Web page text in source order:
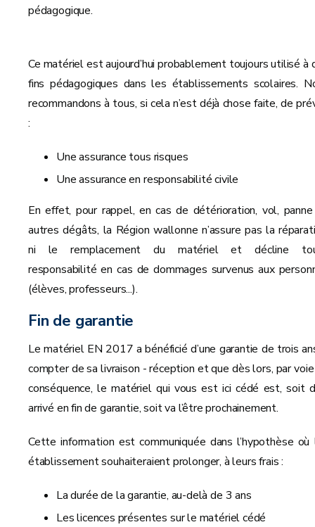
pédagogique.
Ce matériel est aujourd’hui probablement toujours utilisé à
fins pédagogiques dans les établissements scolaires.
recommandons à tous, si cela n’est déjà chose faite, de
:
Une assurance tous risques
Une assurance en responsabilité civile
En effet, pour rappel, en cas de détérioration, vol,
autres dégâts, la Région wallonne n’assure pas la
ni le remplacement du matériel et décline
responsabilité en cas de dommages survenus aux
(élèves, professeurs...).
Fin de garantie
Le matériel EN 2017 a bénéficié d’une garantie de trois
compter de sa livraison - réception et que dès lors, par
conséquence, le matériel qui vous est ici cédé est, soit
arrivé en fin de garantie, soit va l’être prochainement.
Cette information est communiquée dans l’hypothèse où
établissement souhaiteraient prolonger, à leurs frais :
La durée de la garantie, au-delà de 3 ans
Les licences présentes sur le matériel cédé